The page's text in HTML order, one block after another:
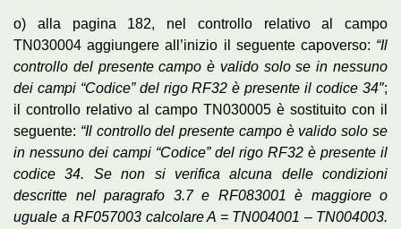
o) alla pagina 182, nel controllo relativo al campo
TN030004 aggiungere all’inizio il seguente capoverso: “Il
controllo del presente campo è valido solo se in nessuno
dei campi “Codice” del rigo RF32 è presente il codice 34″;
il controllo relativo al campo TN030005 è sostituito con il
seguente: “Il controllo del presente campo è valido solo se
in nessuno dei campi “Codice” del rigo RF32 è presente il
codice 34. Se non si verifica alcuna delle condizioni
descritte nel paragrafo 3.7 e RF083001 è maggiore o
uguale a RF057003 calcolare A = TN004001 – TN004003.